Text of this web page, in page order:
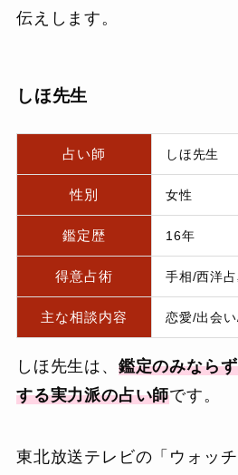
伝えします。
しほ先生
占い師 しほ先生
性別 女性
鑑定歴 16年
得意占術 手相/西洋
主な相談内容 恋愛/出会
しほ先生は、 鑑定のみなら
する実力派の占い師です。
東北放送テレビの「ウォッ